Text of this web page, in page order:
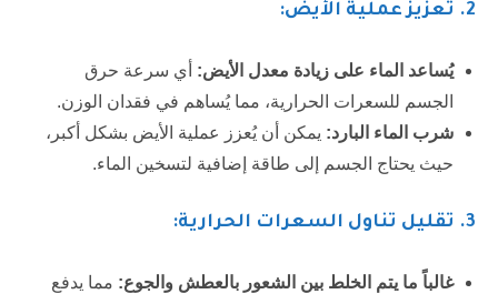
2. تعزيز عملية الأيض:
يُساعد الماء على زيادة معدل الأيض: أي سرعة حرق
الجسم للسعرات الحرارية، مما يُساهم في فقدان الوزن.
شرب الماء البارد: يمكن أن يُعزز عملية الأيض بشكل أكبر،
حيث يحتاج الجسم إلى طاقة إضافية لتسخين الماء.
3. تقليل تناول السعرات الحرارية:
غالباً ما يتم الخلط بين الشعور بالعطش والجوع: مما يدفع